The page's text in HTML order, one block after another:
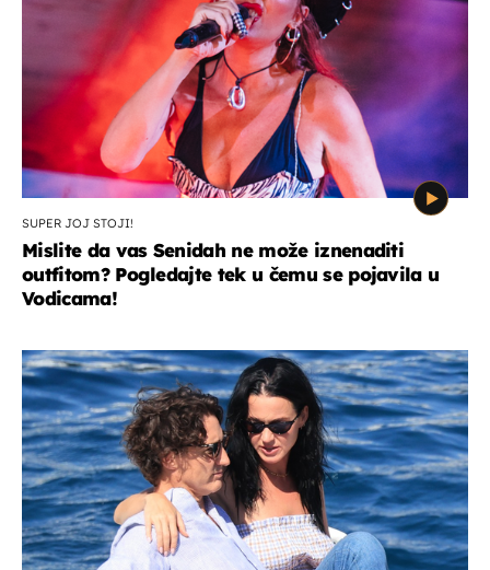
SUPER JOJ STOJI!
Mislite da vas Senidah ne može iznenaditi
outfitom? Pogledajte tek u čemu se pojavila u
Vodicama!